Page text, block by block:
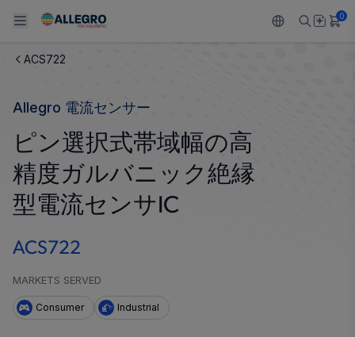
Back To Main Menu
製品
センサー
レギュレート
Back To Main Menu
用途
自動車
工業
Technologies
Back To Main Menu
設計サポート
設計と開発
パッケージング
Back To Main Menu
技術リソース
Resource Center
Back To Main Menu
ALLEGRO について
私たちの会社
キャリア
Growth and Inclusion
お問い合わせ先
0
ACS722
Allegro 電流センサー
ピン選択式帯域幅の高
精度ガルバニック絶縁
型電流センサIC
ACS722
MARKETS SERVED
Consumer Industrial